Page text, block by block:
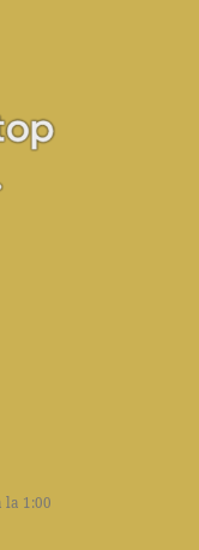
la 1:00